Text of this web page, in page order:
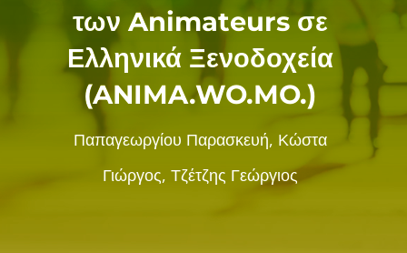
των Animateurs σε
Ελληνικά Ξενοδοχεία
(ANIMA.WO.MO.)
Παπαγεωργίου Παρασκευή, Κώστα
Γιώργος, Τζέτζης Γεώργιος